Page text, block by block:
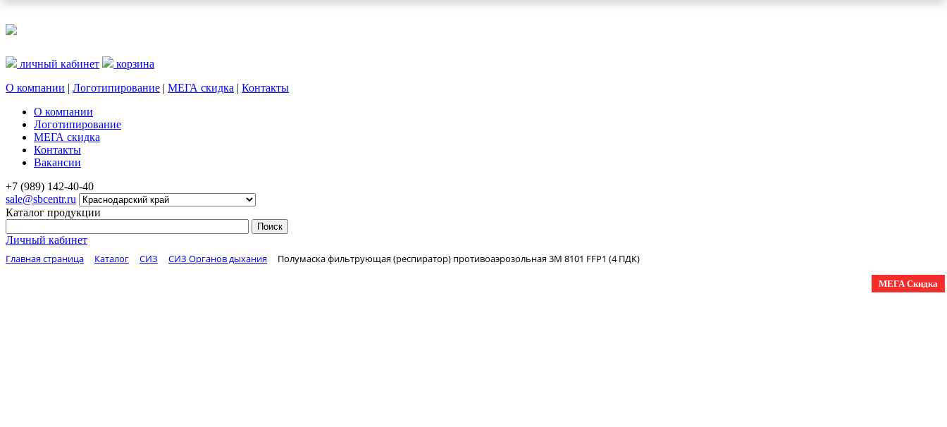
личный кабинет
корзина
О компании | Логотипирование | МЕГА скидка | Контакты
О компании
Логотипирование
МЕГА скидка
Контакты
Вакансии
+7 (989) 142-40-40
sale@sbcentr.ru
Каталог продукции
Личный кабинет
Главная страница Каталог СИЗ СИЗ Органов дыхания Полумаска фильтрующая (респиратор) противоаэрозольная 3M 8101 FFP1 (4 ПДК)
МЕГА Скидка